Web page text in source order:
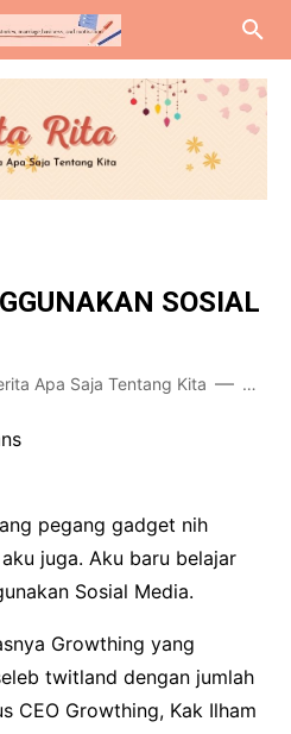
SOSIAL
Apa Saja Tentang Kita
pegang gadget nih
juga. Aku baru belajar
Sosial Media.
Growthing yang
twitland dengan jumlah
CEO Growthing, Kak Ilham